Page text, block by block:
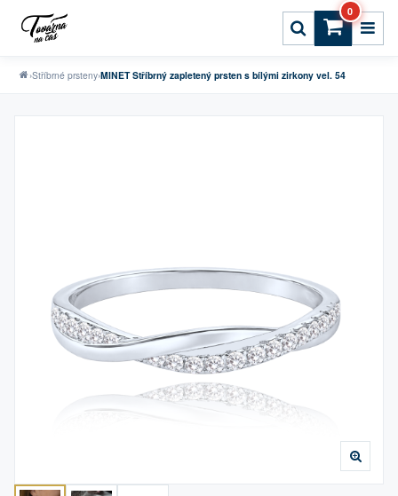
0
›Stříbrné prsteny›MINET Stříbrný zapletený prsten s bílými zirkony vel. 54